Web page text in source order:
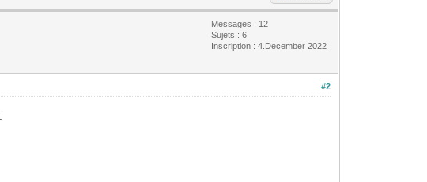
Messages : 12
Sujets : 6
Inscription : 4.December 2022
#2